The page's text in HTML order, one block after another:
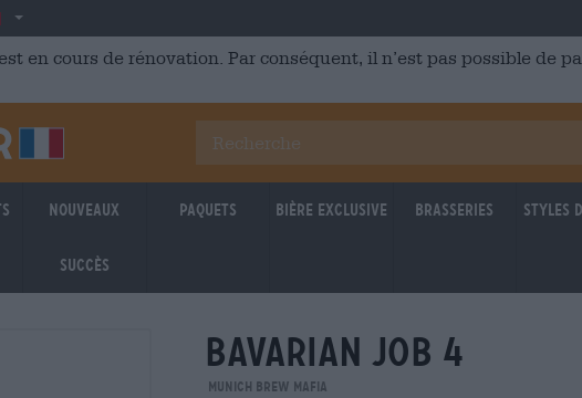
France
en cours de rénovation. Par conséquent, il n’est pas possible de
Nouveaux
succès
Paquets Bière Exclusive Brasseries Styles
bavarian job 4
Munich Brew Mafia